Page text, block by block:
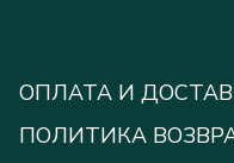
ОПЛАТА И
ПОЛИТИКА